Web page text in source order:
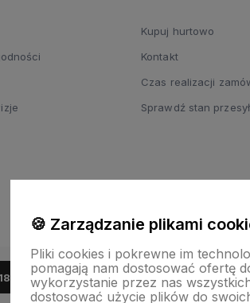
Kupuj hurtowo
Kontakt
Czas realizacji
Sprawdź stan
🍪 Zarządzanie plikami
Pliki cookies i pokrewne im
pomagają nam dostosować ofertę
wykorzystanie przez nas
dostosować użycie plików do